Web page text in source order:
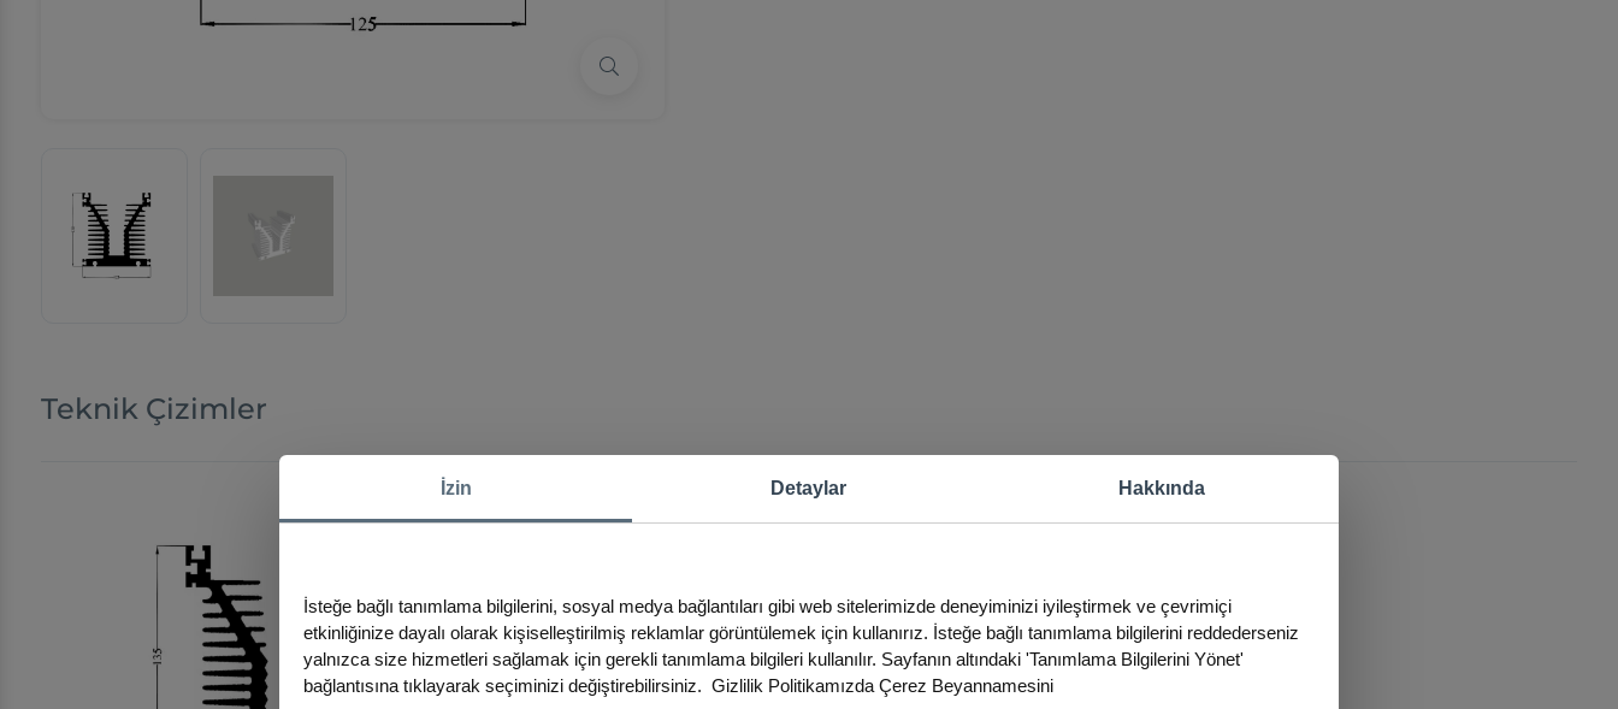
Teknik Çizimler
İzin Detaylar Hakkında
İsteğe bağlı tanımlama bilgilerini, sosyal medya bağlantıları gibi web sitelerimizde deneyiminizi iyileştirmek ve çevrimiçi
etkinliğinize dayalı olarak kişiselleştirilmiş reklamlar görüntülemek için kullanırız. İsteğe bağlı tanımlama bilgilerini reddederseniz
yalnızca size hizmetleri sağlamak için gerekli tanımlama bilgileri kullanılır. Sayfanın altındaki 'Tanımlama Bilgilerini Yönet'
bağlantısına tıklayarak seçiminizi değiştirebilirsiniz. Gizlilik Politikamızda Çerez Beyannamesini